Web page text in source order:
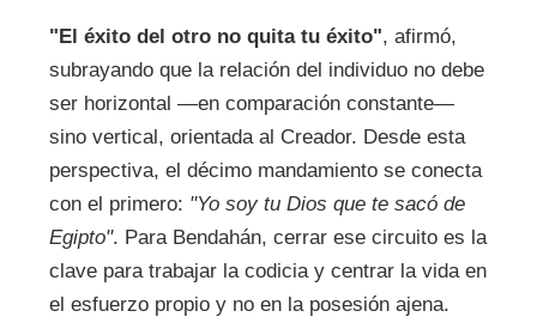
"El éxito del otro no quita tu éxito", afirmó,
subrayando que la relación del individuo no debe
ser horizontal —en comparación constante—
sino vertical, orientada al Creador. Desde esta
perspectiva, el décimo mandamiento se conecta
con el primero: "Yo soy tu Dios que te sacó de
Egipto". Para Bendahán, cerrar ese circuito es la
clave para trabajar la codicia y centrar la vida en
el esfuerzo propio y no en la posesión ajena.